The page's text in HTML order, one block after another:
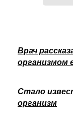
Врач
организмом
Стало
организм